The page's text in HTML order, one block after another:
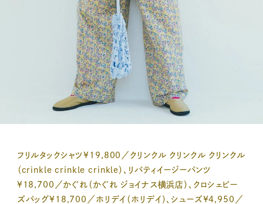
フリルタックシャツ¥19,800／クリンクル クリンクル クリンクル
（crinkle crinkle crinkle）、リバティイージーパンツ
¥18,700／かぐれ（かぐれ ジョイナス横浜店）、クロシェビー
ズバッグ¥18,700／ホリデイ（ホリデイ）、シューズ¥4,950／